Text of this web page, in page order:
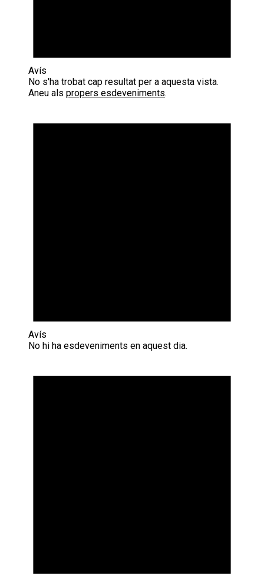
Avís
No s'ha trobat cap resultat per a aquesta vista.
Aneu als propers esdeveniments.
Avís
No hi ha esdeveniments en aquest dia.